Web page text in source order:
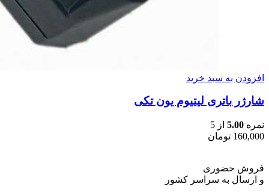
افزودن به سبد خرید
شارژر باتری لیتیوم یون تکی
نمره 5.00 از 5
160,000 تومان
فروش حضوری
و ارسال به سراسر کشور